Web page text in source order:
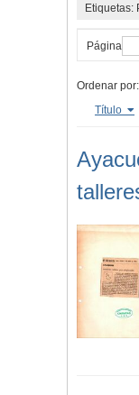
Etiquetas:
Página
Ordenar por:
Título